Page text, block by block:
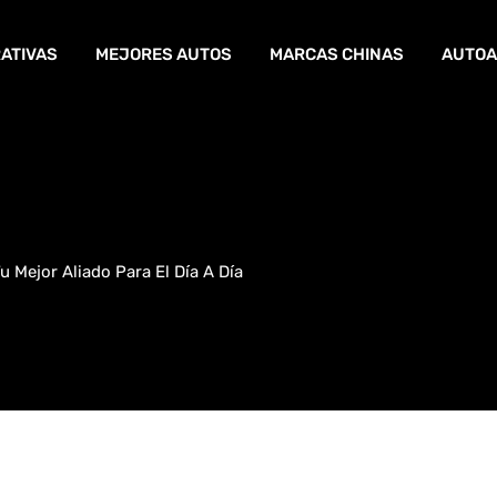
MEJORES AUTOS MARCAS CHINAS
Mejor Aliado Para El Día A Día